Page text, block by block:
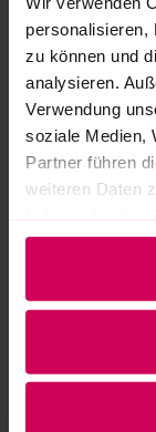
personalisieren,
zu können und
analysieren.
Verwendung
soziale Medien,
Partner führen
weiteren Daten
gesammelt